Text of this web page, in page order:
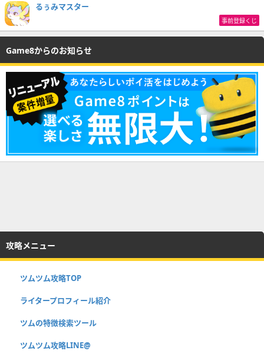
るぅみマスター
事前登録くじ
Game8からのお知らせ
攻略メニュー
ツムツム攻略TOP
ライタープロフィール紹介
ツムの特徴検索ツール
ツムツム攻略LINE@